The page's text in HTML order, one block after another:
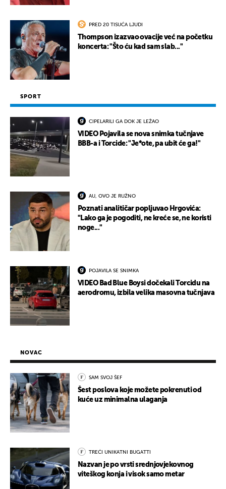
PRED 20 TISUĆA LJUDI
Thompson izazvao ovacije već na početku
koncerta: "Što ću kad sam slab..."
SPORT
CIPELARILI GA DOK JE LEŽAO
VIDEO Pojavila se nova snimka tučnjave
BBB-a i Torcide: "Je*ote, pa ubit će ga!"
AU, OVO JE RUŽNO
Poznati analitičar popljuvao Hrgovića:
"Lako ga je pogoditi, ne kreće se, ne koristi
noge..."
POJAVILA SE SNIMKA
VIDEO Bad Blue Boysi dočekali Torcidu na
aerodromu, izbila velika masovna tučnjava
NOVAC
SAM SVOJ ŠEF
Šest poslova koje možete pokrenuti od
kuće uz minimalna ulaganja
TREĆI UNIKATNI BUGATTI
Nazvan je po vrsti srednjovjekovnog
viteškog konja i visok samo metar